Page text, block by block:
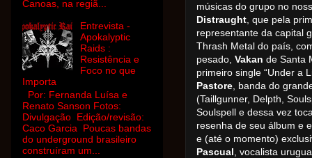
músicas do grupo no
Distraught , que pela
representante da capital
Thrash Metal do país,
pesado, Vakan de Santa
primeiro single “Under a
Pastore , banda do
(Taillgunner, Delpth,
Soulspell e dessa vez
resenha de seu álbum e
e (até o momento)
Pascual , vocalista
Canoas, na regiã...
Entrevista -
Apokalyptic
Raids :
Resistência e
Foco no que
Importa
Por: Fernanda Luísa e
Renato Sanson Fotos:
Divulgação Edição/revisão:
Caco Garcia Poucas bandas
do underground brasileiro
construíram um...